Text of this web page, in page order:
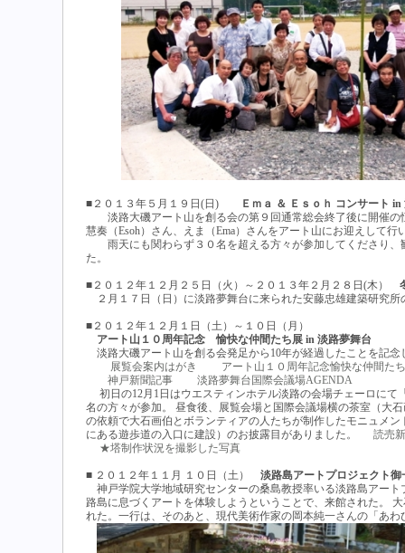
■２０１３年５月１９日(日)
Ｅｍａ ＆ Ｅｓｏｈ コンサート in
淡路大磯アート山を創る会の第９回通常総会終了後に開催の
慧奏（Esoh）さん、えま（Ema）さんをアート山にお迎えして行
雨天にも関わらず３０名を超える方々が参加してくださり、
た。
■２０１２年１２月２５日（火）～２０１３年２月２８日(木）
２月１７日（日）に淡路夢舞台に来られた安藤忠雄建築研究
■２０１２年１２月１日（土）～１０日（月）
アート山１０周年記念 愉快な仲間たち展 in 淡路夢舞台
淡路大磯アート山を創る会発足から10年が経過したことを記
展覧会案内はがき
アート山１０周年記念愉快な仲間た
神戸新聞記事
淡路夢舞台国際会議場AGENDA
初日の12月1日はウエスティンホテル淡路の会場チェーロにて
名の方々が参加。 昼食後、展覧会場と国際会議場横の茶室（大
の依頼で大石画伯とボランティアの人たちが制作したモニュメ
にある遊歩道の入口に建設）のお披露目がありました。 読売
★塔制作状況を撮影した写真
■ ２０１２年１１月 １０日（土）
淡路島アートプロジェクト御
神戸学院大学地域研究センターの桑島教授率いる淡路島アー
路島に息づくアートを体験しようということで、来館された。
れた。一行は、そのあと、現代美術作家の岡本純一さんの「あ